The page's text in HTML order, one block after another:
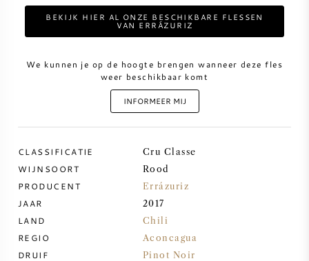
SAUVIGNON BLANC
BEKIJK HIER AL ONZE BESCHIKBARE FLESSEN
VAN ERRÁZURIZ
We kunnen je op de hoogte brengen wanneer deze fles
weer beschikbaar komt
INFORMEER MIJ
CLASSIFICATIE Cru Classe
WIJNSOORT Rood
PRODUCENT Errázuriz
JAAR 2017
LAND Chili
REGIO Aconcagua
DRUIF Pinot Noir